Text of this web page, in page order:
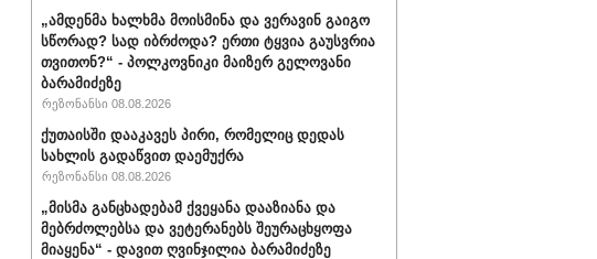
„ამდენმა ხალხმა მოისმინა და ვერავინ გაიგო
სწორად? სად იბრძოდა? ერთი ტყვია გაუსვრია
თვითონ?“ - პოლკოვნიკი მაიზერ გელოვანი
ბარამიძეზე
რეზონანსი 08.08.2026
ქუთაისში დააკავეს პირი, რომელიც დედას
სახლის გადაწვით დაემუქრა
რეზონანსი 08.08.2026
„მისმა განცხადებამ ქვეყანა დააზიანა და
მებრძოლებსა და ვეტერანებს შეურაცხყოფა
მიაყენა“ - დავით ღვინჯილია ბარამიძეზე